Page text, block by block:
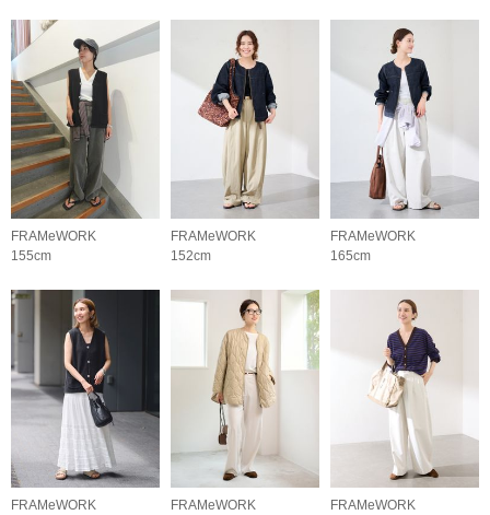
FRAMeWORK
155cm
FRAMeWORK
152cm
FRAMeWORK
165cm
FRAMeWORK
FRAMeWORK
FRAMeWORK